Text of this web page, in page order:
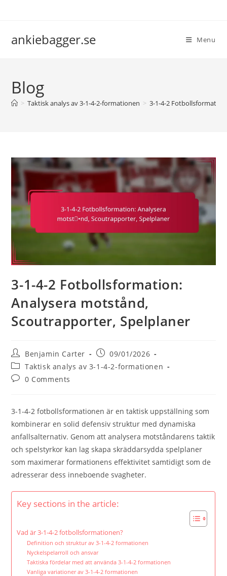
ankiebagger.se Menu
Blog
> Taktisk analys av 3-1-4-2-formationen > 3-1-4-2
3-1-4-2 Fotbollsformation:
Analysera motstånd,
Scoutrapporter, Spelplaner
Post
author:
Benjamin Carter
Post
published:
09/01/2026
Post
category:
Taktisk analys av 3-1-4-2-formationen
Post0 Comments
3-1-4-2 fotbollsformationen är en taktisk uppställning som
kombinerar en solid defensiv struktur med dynamiska
anfallsalternativ. Genom att analysera motståndarens taktik
och spelstyrkor kan lag skapa skräddarsydda spelplaner
som maximerar formationens effektivitet samtidigt som de
adresserar dess inneboende svagheter.
Key sections in the article:
Vad är 3-1-4-2 fotbollsformationen?
Definition och struktur av 3-1-4-2 formationen
Nyckelspelarroll och ansvar
Taktiska fördelar med att använda 3-1-4-2 formationen
Vanliga variationer av 3-1-4-2 formationen